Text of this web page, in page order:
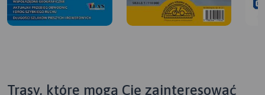
Trasy, które mogą Cię zainteresować